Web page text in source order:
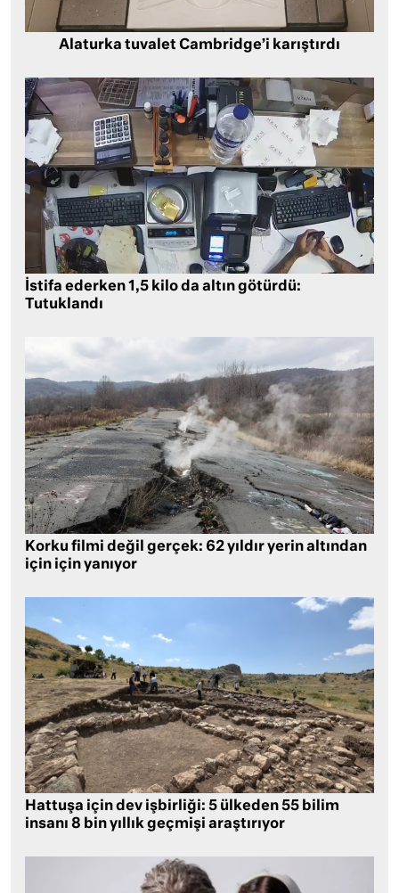
Alaturka tuvalet Cambridge’i karıştırdı
İstifa ederken 1,5 kilo da altın götürdü:
Tutuklandı
Korku filmi değil gerçek: 62 yıldır yerin altından
için için yanıyor
Hattuşa için dev işbirliği: 5 ülkeden 55 bilim
insanı 8 bin yıllık geçmişi araştırıyor